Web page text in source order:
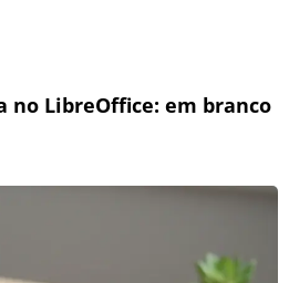
no LibreOffice: em branco